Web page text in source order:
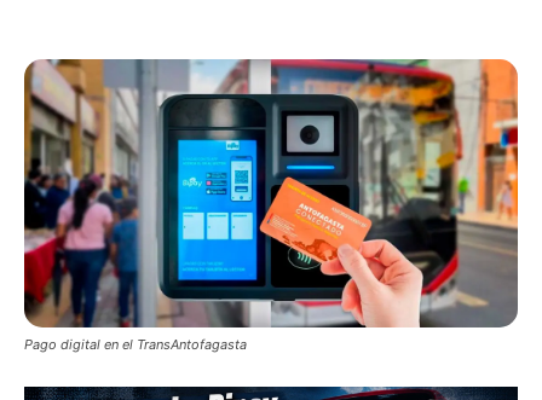
Pago digital en el TransAntofagasta